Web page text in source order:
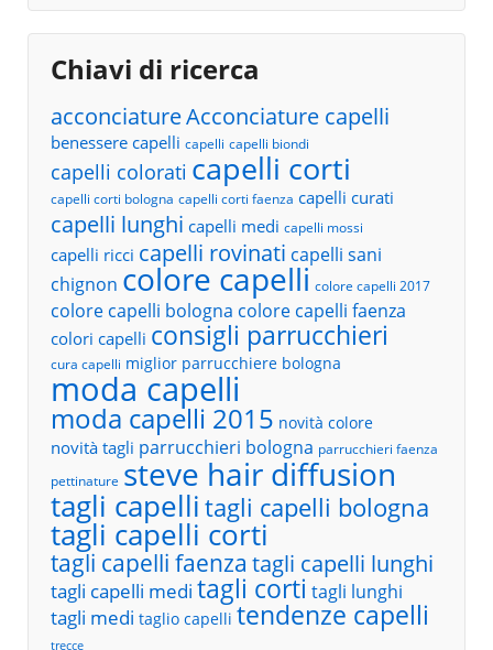
Chiavi di ricerca
acconciatureAcconciature capelli
benessere capelli capelli capelli biondi
capelli colorati capelli corti
capelli corti bologna capelli corti faenza capelli curati
capelli lunghi capelli medi capelli mossi
capelli ricci capelli rovinati capelli sani
chignon colore capelli colore capelli 2017
colore capelli bologna colore capelli faenza
colori capelli consigli parrucchieri
cura capelli miglior parrucchiere bologna
moda capelli
moda capelli 2015 novità colore
novità tagli parrucchieri bologna parrucchieri faenza
pettinature steve hair diffusion
tagli capelli tagli capelli bologna
tagli capelli corti
tagli capelli faenza tagli capelli lunghi
tagli capelli medi tagli corti tagli lunghi
tagli medi taglio capelli tendenze capelli
trecce